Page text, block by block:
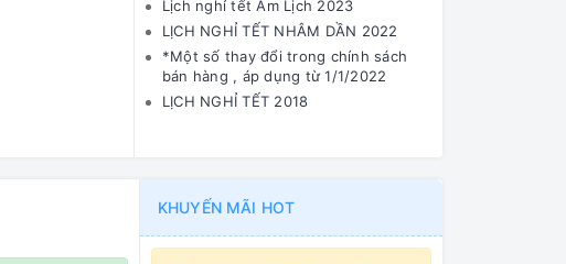
Lịch nghỉ tết Âm Lịch 2023
LỊCH NGHỈ TẾT NHÂM DẦN 2022
*Một số thay đổi trong chính sách
bán hàng , áp dụng từ 1/1/2022
LỊCH NGHỈ TẾT 2018
KHUYẾN MÃI HOT